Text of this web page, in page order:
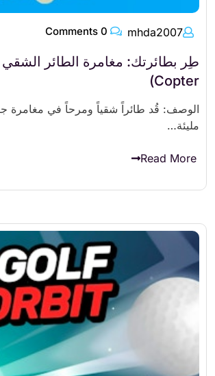
mhda2007
Copter)
الوصف: قُد طائراً شقياً ومرحاً في مغامرة
مليئة…
Read More